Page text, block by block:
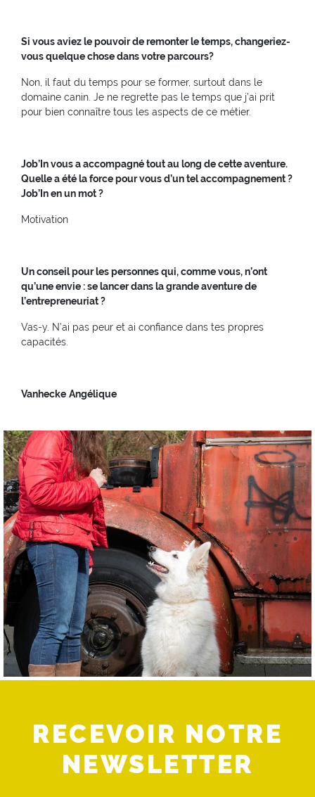
Si vous aviez le pouvoir de remonter le temps, changeriez-
vous quelque chose dans votre parcours?
Non, il faut du temps pour se former, surtout dans le
domaine canin. Je ne regrette pas le temps que j’ai prit
pour bien connaître tous les aspects de ce métier.
Job’In vous a accompagné tout au long de cette aventure.
Quelle a été la force pour vous d’un tel accompagnement ?
Job’In en un mot ?
Motivation
Un conseil pour les personnes qui, comme vous, n’ont
qu’une envie : se lancer dans la grande aventure de
l’entrepreneuriat ?
Vas-y. N’ai pas peur et ai confiance dans tes propres
capacités.
Vanhecke Angélique
RECEVOIR NOTRE
NEWSLETTER